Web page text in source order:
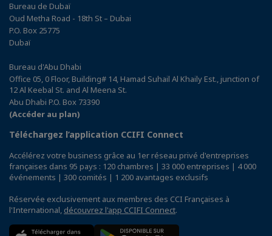
Bureau de Dubaï
Oud Metha Road - 18th St – Dubai
P.O. Box 25775
Dubaï
Bureau d'Abu Dhabi
Office 05, 0 Floor, Building# 14, Hamad Suhail Al Khaily Est., junction of
12 Al Keebal St. and Al Meena St.
Abu Dhabi P.O. Box 73390
(Accéder au plan)
Téléchargez l’application CCIFI Connect
Accélérez votre business grâce au 1er réseau privé d'entreprises
françaises dans 95 pays : 120 chambres | 33 000 entreprises | 4 000
événements | 300 comités | 1 200 avantages exclusifs
Réservée exclusivement aux membres des CCI Françaises à
l'International, découvrez l'app CCIFI Connect.